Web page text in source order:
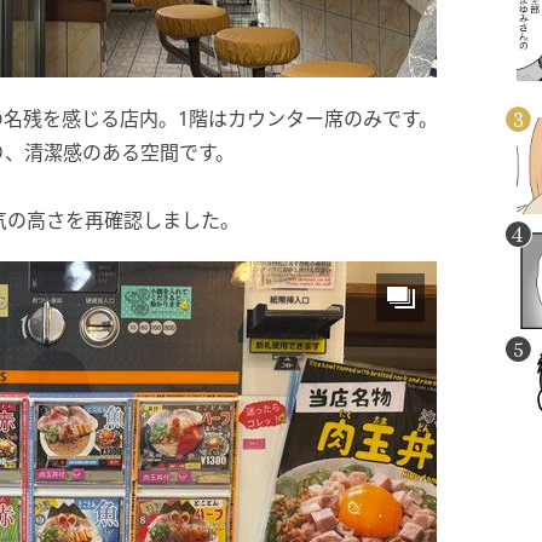
残を感じる店内。1階はカウンター席のみです。
清潔感のある空間です。
高さを再確認しました。